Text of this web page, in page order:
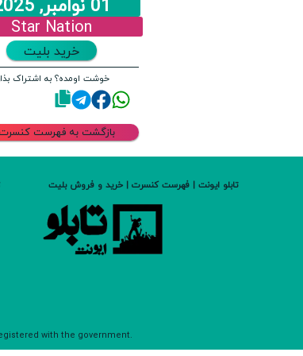
Star Nation
خرید بلیت
خوشت اومده؟ به اشتراک
بازگشت به فهرست
تابلو ایونت | فهرست کنسرت | خرید و فروش بلیت
with the government.